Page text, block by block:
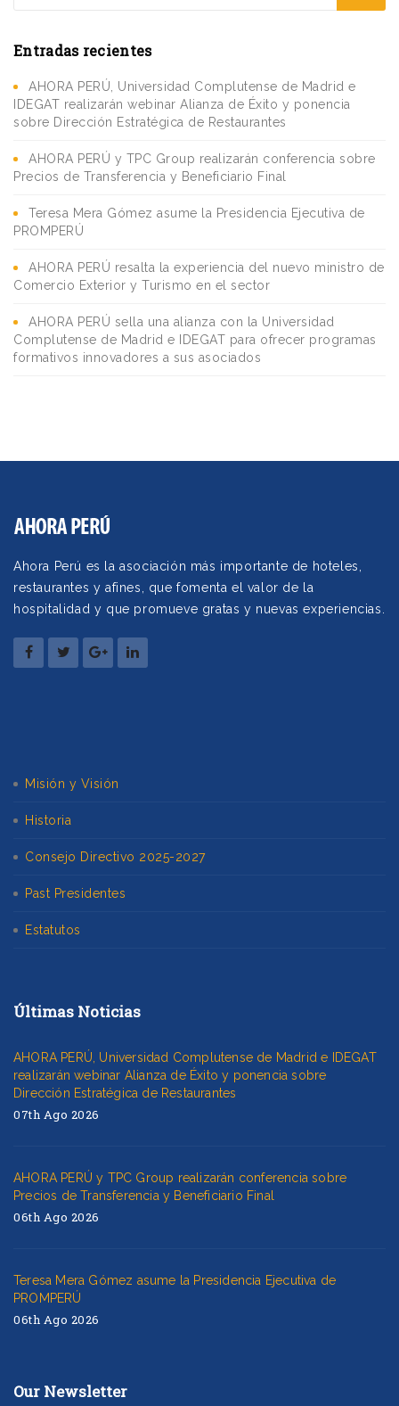
Entradas recientes
AHORA PERÚ, Universidad Complutense de Madrid e
IDEGAT realizarán webinar Alianza de Éxito y ponencia
sobre Dirección Estratégica de Restaurantes
AHORA PERÚ y TPC Group realizarán conferencia sobre
Precios de Transferencia y Beneficiario Final
Teresa Mera Gómez asume la Presidencia Ejecutiva de
PROMPERÚ
AHORA PERÚ resalta la experiencia del nuevo ministro de
Comercio Exterior y Turismo en el sector
AHORA PERÚ sella una alianza con la Universidad
Complutense de Madrid e IDEGAT para ofrecer programas
formativos innovadores a sus asociados
Ahora Perú es la asociación más importante de hoteles,
restaurantes y afines, que fomenta el valor de la
hospitalidad y que promueve gratas y nuevas experiencias.
Misión y Visión
Historia
Consejo Directivo 2025-2027
Past Presidentes
Estatutos
Últimas Noticias
AHORA PERÚ, Universidad Complutense de Madrid e IDEGAT
realizarán webinar Alianza de Éxito y ponencia sobre
Dirección Estratégica de Restaurantes
07th Ago 2026
AHORA PERÚ y TPC Group realizarán conferencia sobre
Precios de Transferencia y Beneficiario Final
06th Ago 2026
Teresa Mera Gómez asume la Presidencia Ejecutiva de
PROMPERÚ
06th Ago 2026
Our Newsletter